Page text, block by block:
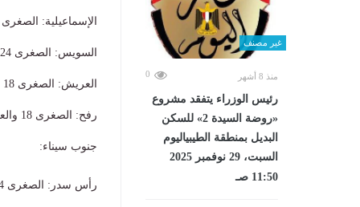
غير مصنف
منذ 8 أشهر 0
رئيس الوزراء يتفقد مشروع
«روضة السيدة 2» للسكن
البديل بمنطقة الطيبياليوم
السبت، 29 نوفمبر 2025
11:50 صـ
​الإسماعيلية: الصغرى 23 والعظمى
​السويس: الصغرى 24 والعظمى 36.
​العريش: الصغرى 18 والعظمى 33.
​رفح: الصغرى 18 والعظمى 32.
​جنوب سيناء:
​رأس سدر: الصغرى 24 والعظمى 36.